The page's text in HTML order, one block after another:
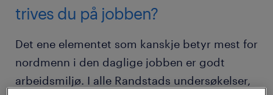
trives du på jobben?
Det ene elementet som kanskje betyr mest for
nordmenn i den daglige jobben er godt
arbeidsmiljø. I alle Randstads undersøkelser,